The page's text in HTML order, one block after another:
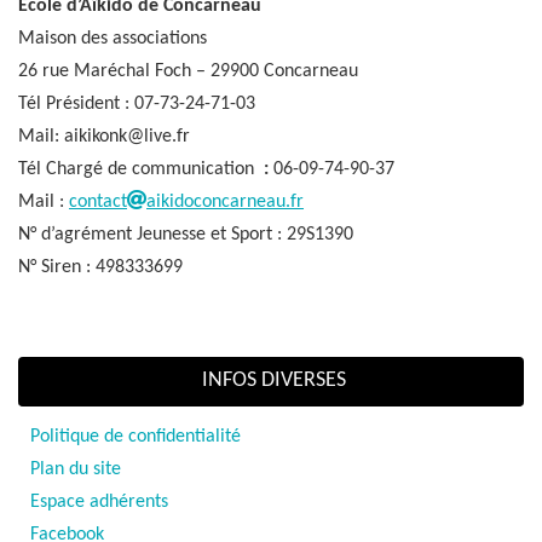
Ecole d’Aïkido de Concarneau
Maison des associations
26 rue Maréchal Foch – 29900 Concarneau
Tél Président : 07-73-24-71-03
Mail: aikikonk@live.fr
Tél Chargé de communication : 06-09-74-90-37
Mail : contact
aikidoconcarneau.fr
N° d’agrément Jeunesse et Sport : 29S1390
N° Siren : 498333699
INFOS DIVERSES
Politique de confidentialité
Plan du site
Espace adhérents
Facebook